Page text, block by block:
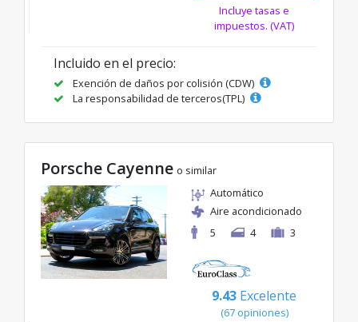
Incluye tasas e
impuestos. (VAT)
Incluido en el precio:
Exención de daños por colisión (CDW)
La responsabilidad de terceros(TPL)
Porsche Cayenne o similar
Automático
Aire acondicionado
5
4 3
9.43 Excelente
(67 opiniones)